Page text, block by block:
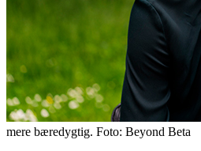
mere bæredygtig. Foto: Beyond Beta